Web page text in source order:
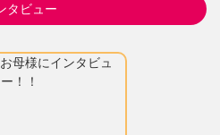
タビュー